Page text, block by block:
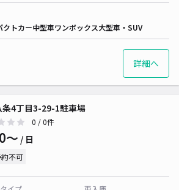
クトカー中型車ワンボックス大型車・SUV
詳細へ
条4丁目3-29-1駐車場
0 / 0件
〜 / 日
不可